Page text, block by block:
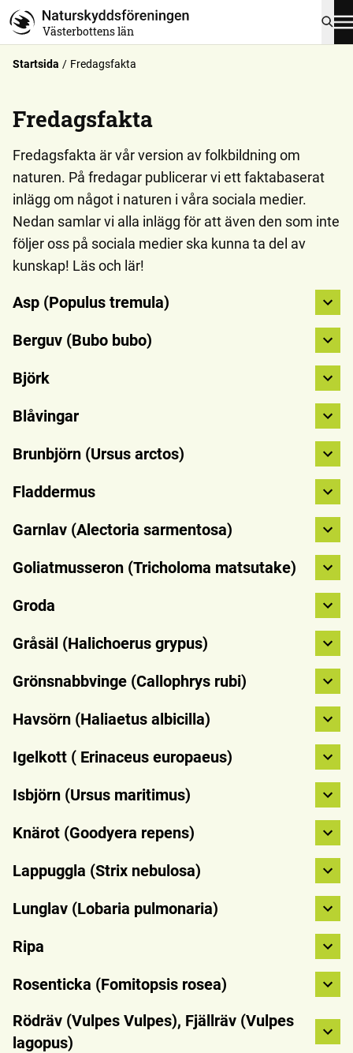
Västerbottens län
Startsida Fredagsfakta
Fredagsfakta
Fredagsfakta är vår version av folkbildning om
naturen. På fredagar publicerar vi ett faktabaserat
inlägg om något i naturen i våra sociala medier.
Nedan samlar vi alla inlägg för att även den som inte
följer oss på sociala medier ska kunna ta del av
kunskap! Läs och lär!
Asp (Populus tremula)
Berguv (Bubo bubo)
Björk
Blåvingar
Brunbjörn (Ursus arctos)
Fladdermus
Garnlav (Alectoria sarmentosa)
Goliatmusseron (Tricholoma matsutake)
Groda
Gråsäl (Halichoerus grypus)
Grönsnabbvinge (Callophrys rubi)
Havsörn (Haliaetus albicilla)
Igelkott ( Erinaceus europaeus)
Isbjörn (Ursus maritimus)
Knärot (Goodyera repens)
Lappuggla (Strix nebulosa)
Lunglav (Lobaria pulmonaria)
Ripa
Rosenticka (Fomitopsis rosea)
Rödräv (Vulpes Vulpes), Fjällräv (Vulpes
lagopus)